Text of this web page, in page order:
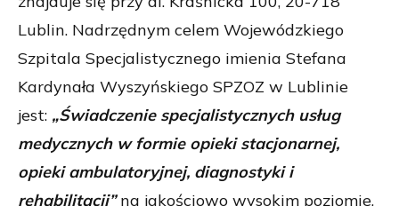
Lublin. Nadrzędnym celem Wojewódzkiego
Szpitala Specjalistycznego imienia Stefana
Kardynała Wyszyńskiego SPZOZ w Lublinie
jest: „Świadczenie specjalistycznych usług
medycznych w formie opieki stacjonarnej,
opieki ambulatoryjnej, diagnostyki i
rehabilitacji”na jakościowo wysokim poziomie,